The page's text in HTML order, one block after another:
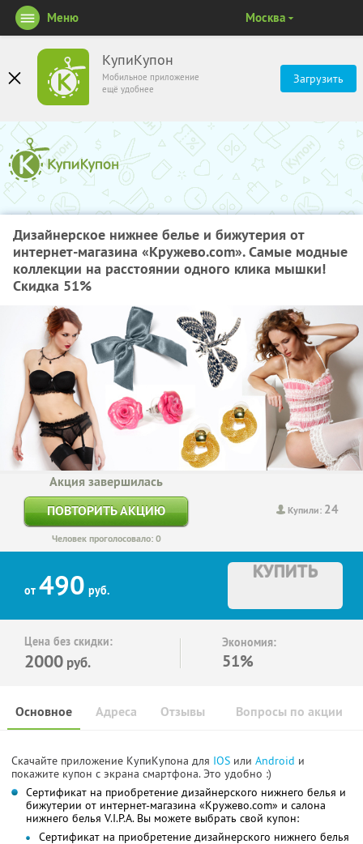
КупиКупон
Мобильное приложение
ещё удобнее
Загрузить
Меню Москва
Дизайнерское нижнее белье и бижутерия от
интернет-магазина «Кружево.com». Самые модные
коллекции на расстоянии одного клика мышки!
Скидка 51%
Купили: 24
Акция завершилась
ПОВТОРИТЬ АКЦИЮ
Человек проголосовало: 0
от 490 руб.
КУПИТЬ
Цена без скидки:
2000 руб.
Экономия:
51%
Основное Отзывы Вопросы по акции
Адреса
Скачайте приложение КупиКупона для IOS или Android и
покажите купон с экрана смартфона. Это удобно :)
Сертификат на приобретение дизайнерского нижнего белья и
бижутерии от интернет-магазина «Кружево.com» и салона
нижнего белья V.I.P.A. Вы можете выбрать свой купон:
Сертификат на приобретение дизайнерского нижнего белья